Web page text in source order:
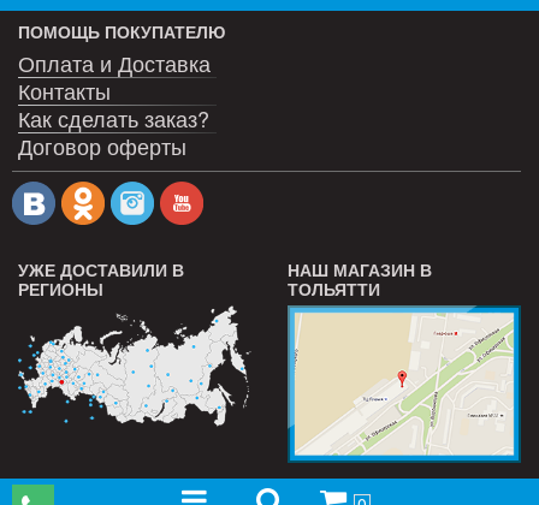
ПОМОЩЬ ПОКУПАТЕЛЮ
Оплата и Доставка
Контакты
Как сделать заказ?
Договор оферты
УЖЕ ДОСТАВИЛИ В
РЕГИОНЫ
НАШ МАГАЗИН В
ТОЛЬЯТТИ